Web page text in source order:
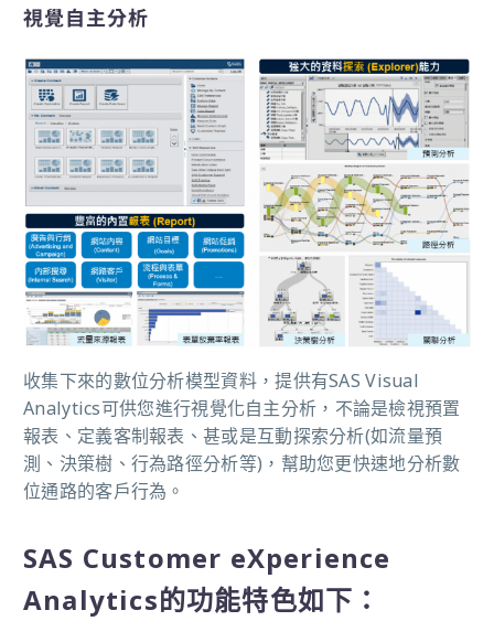
視覺自主分析
收集下來的數位分析模型資料，提供有SAS Visual
Analytics可供您進行視覺化自主分析，不論是檢視預置
報表、定義客制報表、甚或是互動探索分析(如流量預
測、決策樹、行為路徑分析等)，幫助您更快速地分析數
位通路的客戶行為。
SAS Customer eXperience
Analytics的功能特色如下：